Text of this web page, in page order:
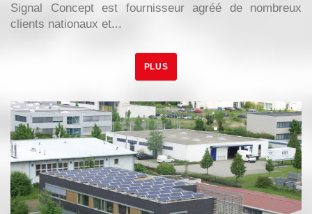
Signal Concept est fournisseur agréé de nombreux
clients nationaux et...
PLUS